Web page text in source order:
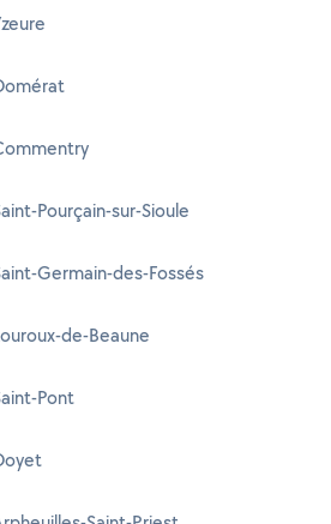
Pourçain-sur-Sioule
Germain-des-Fossés
de-Beaune
Pont